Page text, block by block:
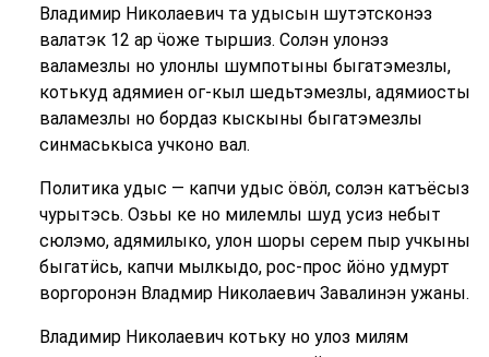
Владимир Николаевич та удысын шутэтсконэз
валатэк 12 ар ӵоже тыршиз. Солэн улонэз
валамезлы но улонлы шумпотыны быгатэмезлы,
котькуд адямиен ог-кыл шедьтэмезлы, адямиосты
валамезлы но бордаз кыскыны быгатэмезлы
синмаськыса учконо вал.
Политика удыс — капчи удыс ӧвӧл, солэн катъёсыз
чурытэсь. Озьы ке но милемлы шуд усиз небыт
сюлэмо, адямилыко, улон шоры серем пыр учкыны
быгатӥсь, капчи мылкыдо, рос-прос йӧно удмурт
воргоронэн Владмир Николаевич Завалинэн ужаны.
Владимир Николаевич котьку но улоз милям